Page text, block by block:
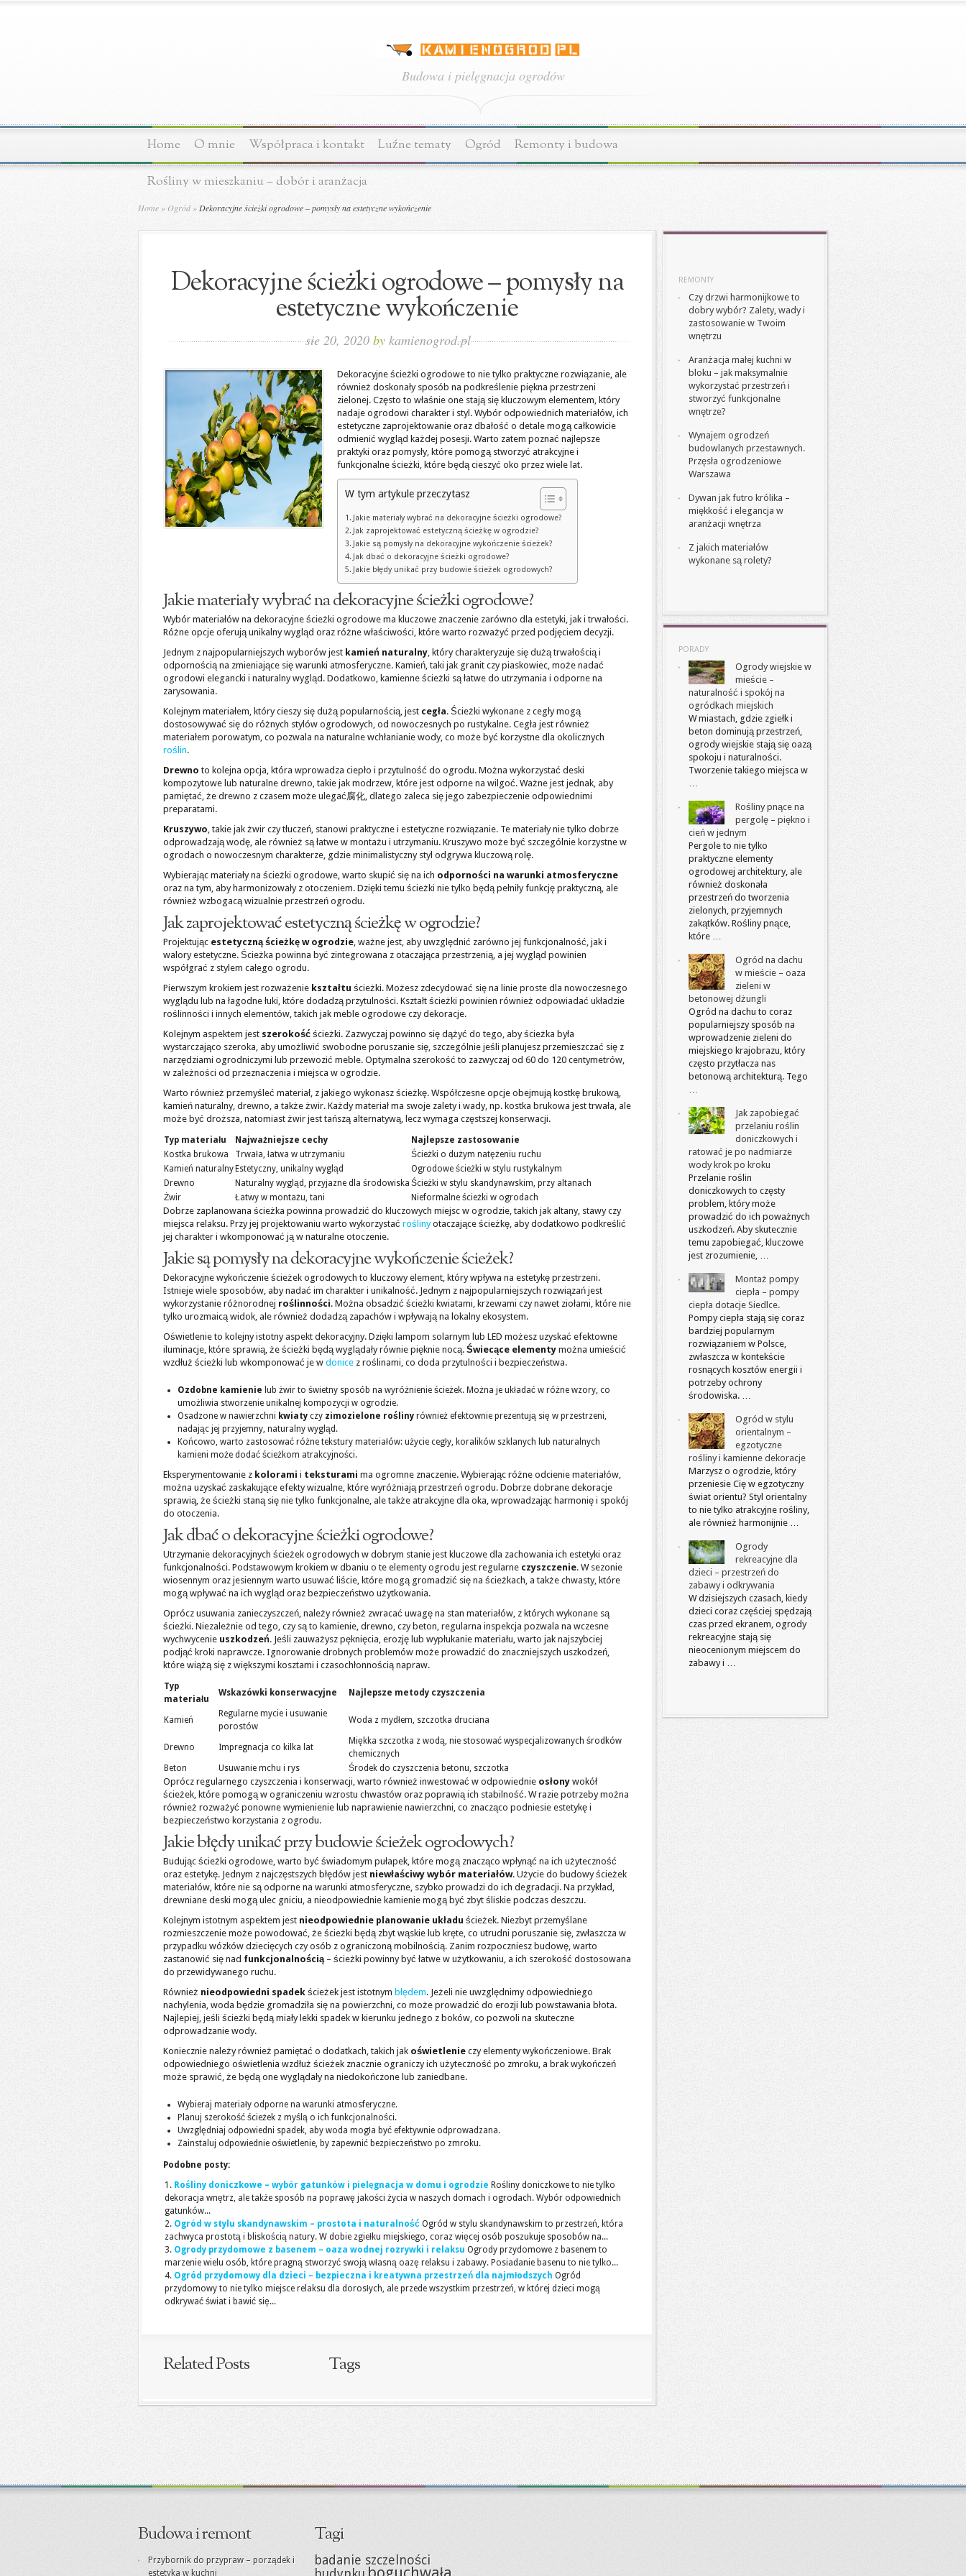
Budowa i pielęgnacja ogrodów
Home O mnie Współpraca i kontakt Luźne tematy Ogród Remonty i budowa
Rośliny w mieszkaniu – dobór i aranżacja
Home » Ogród » Dekoracyjne ścieżki ogrodowe – pomysły na estetyczne wykończenie
Dekoracyjne ścieżki ogrodowe – pomysły na
estetyczne wykończenie
sie 20, 2020 by kamienogrod.pl
Dekoracyjne ścieżki ogrodowe to nie tylko praktyczne rozwiązanie, ale
również doskonały sposób na podkreślenie piękna przestrzeni
zielonej. Często to właśnie one stają się kluczowym elementem, który
nadaje ogrodowi charakter i styl. Wybór odpowiednich materiałów, ich
estetyczne zaprojektowanie oraz dbałość o detale mogą całkowicie
odmienić wygląd każdej posesji. Warto zatem poznać najlepsze
praktyki oraz pomysły, które pomogą stworzyć atrakcyjne i
funkcjonalne ścieżki, które będą cieszyć oko przez wiele lat.
W tym artykule przeczytasz
Jakie materiały wybrać na dekoracyjne ścieżki ogrodowe?
Jak zaprojektować estetyczną ścieżkę w ogrodzie?
Jakie są pomysły na dekoracyjne wykończenie ścieżek?
Jak dbać o dekoracyjne ścieżki ogrodowe?
Jakie błędy unikać przy budowie ścieżek ogrodowych?
Jakie materiały wybrać na dekoracyjne ścieżki ogrodowe?
Wybór materiałów na dekoracyjne ścieżki ogrodowe ma kluczowe znaczenie zarówno dla estetyki, jak i trwałości.
Różne opcje oferują unikalny wygląd oraz różne właściwości, które warto rozważyć przed podjęciem decyzji.
Jednym z najpopularniejszych wyborów jest kamień naturalny, który charakteryzuje się dużą trwałością i
odpornością na zmieniające się warunki atmosferyczne. Kamień, taki jak granit czy piaskowiec, może nadać
ogrodowi elegancki i naturalny wygląd. Dodatkowo, kamienne ścieżki są łatwe do utrzymania i odporne na
zarysowania.
Kolejnym materiałem, który cieszy się dużą popularnością, jest cegła. Ścieżki wykonane z cegły mogą
dostosowywać się do różnych stylów ogrodowych, od nowoczesnych po rustykalne. Cegła jest również
materiałem porowatym, co pozwala na naturalne wchłanianie wody, co może być korzystne dla okolicznych
roślin.
Drewno to kolejna opcja, która wprowadza ciepło i przytulność do ogrodu. Można wykorzystać deski
kompozytowe lub naturalne drewno, takie jak modrzew, które jest odporne na wilgoć. Ważne jest jednak, aby
pamiętać, że drewno z czasem może ulegać腐化, dlatego zaleca się jego zabezpieczenie odpowiednimi
preparatami.
Kruszywo, takie jak żwir czy tłuczeń, stanowi praktyczne i estetyczne rozwiązanie. Te materiały nie tylko dobrze
odprowadzają wodę, ale również są łatwe w montażu i utrzymaniu. Kruszywo może być szczególnie korzystne w
ogrodach o nowoczesnym charakterze, gdzie minimalistyczny styl odgrywa kluczową rolę.
Wybierając materiały na ścieżki ogrodowe, warto skupić się na ich odporności na warunki atmosferyczne
oraz na tym, aby harmonizowały z otoczeniem. Dzięki temu ścieżki nie tylko będą pełniły funkcję praktyczną, ale
również wzbogacą wizualnie przestrzeń ogrodu.
Jak zaprojektować estetyczną ścieżkę w ogrodzie?
Projektując estetyczną ścieżkę w ogrodzie, ważne jest, aby uwzględnić zarówno jej funkcjonalność, jak i
walory estetyczne. Ścieżka powinna być zintegrowana z otaczająca przestrzenią, a jej wygląd powinien
współgrać z stylem całego ogrodu.
Pierwszym krokiem jest rozważenie kształtu ścieżki. Możesz zdecydować się na linie proste dla nowoczesnego
wyglądu lub na łagodne łuki, które dodadzą przytulności. Kształt ścieżki powinien również odpowiadać układzie
roślinności i innych elementów, takich jak meble ogrodowe czy dekoracje.
Kolejnym aspektem jest szerokość ścieżki. Zazwyczaj powinno się dążyć do tego, aby ścieżka była
wystarczająco szeroka, aby umożliwić swobodne poruszanie się, szczególnie jeśli planujesz przemieszczać się z
narzędziami ogrodniczymi lub przewozić meble. Optymalna szerokość to zazwyczaj od 60 do 120 centymetrów,
w zależności od przeznaczenia i miejsca w ogrodzie.
Warto również przemyśleć materiał, z jakiego wykonasz ścieżkę. Współczesne opcje obejmują kostkę brukową,
kamień naturalny, drewno, a także żwir. Każdy materiał ma swoje zalety i wady, np. kostka brukowa jest trwała, ale
może być droższa, natomiast żwir jest tańszą alternatywą, lecz wymaga częstszej konserwacji.
Typ materiału Najważniejsze cechy
Najlepsze zastosowanie
Kostka brukowa
Trwała, łatwa w utrzymaniu
Ścieżki o dużym natężeniu ruchu
Kamień naturalny Estetyczny, unikalny wygląd
Ogrodowe ścieżki w stylu rustykalnym
Drewno
Naturalny wygląd, przyjazne dla środowiska Ścieżki w stylu skandynawskim, przy altanach
Żwir
Łatwy w montażu, tani Nieformalne ścieżki w ogrodach
Dobrze zaplanowana ścieżka powinna prowadzić do kluczowych miejsc w ogrodzie, takich jak altany, stawy czy
miejsca relaksu. Przy jej projektowaniu warto wykorzystać roślinyotaczające ścieżkę, aby dodatkowo podkreślić
jej charakter i wkomponować ją w naturalne otoczenie.
Jakie są pomysły na dekoracyjne wykończenie ścieżek?
Dekoracyjne wykończenie ścieżek ogrodowych to kluczowy element, który wpływa na estetykę przestrzeni.
Istnieje wiele sposobów, aby nadać im charakter i unikalność. Jednym z najpopularniejszych rozwiązań jest
wykorzystanie różnorodnej roślinności. Można obsadzić ścieżki kwiatami, krzewami czy nawet ziołami, które nie
tylko urozmaicą widok, ale również dodadzą zapachów i wpływają na lokalny ekosystem.
Oświetlenie to kolejny istotny aspekt dekoracyjny. Dzięki lampom solarnym lub LED możesz uzyskać efektowne
iluminacje, które sprawią, że ścieżki będą wyglądały równie pięknie nocą. Świecące elementy można umieścić
wzdłuż ścieżki lub wkomponować je w donice z roślinami, co doda przytulności i bezpieczeństwa.
Ozdobne kamienie lub żwir to świetny sposób na wyróżnienie ścieżek. Można je układać w różne wzory, co
umożliwia stworzenie unikalnej kompozycji w ogrodzie.
Osadzone w nawierzchni kwiaty czy zimozielone rośliny również efektownie prezentują się w przestrzeni,
nadając jej przyjemny, naturalny wygląd.
Końcowo, warto zastosować różne tekstury materiałów: użycie cegły, koralików szklanych lub naturalnych
kamieni może dodać ścieżkom atrakcyjności.
Eksperymentowanie z kolorami i teksturami ma ogromne znaczenie. Wybierając różne odcienie materiałów,
można uzyskać zaskakujące efekty wizualne, które wyróżniają przestrzeń ogrodu. Dobrze dobrane dekoracje
sprawią, że ścieżki staną się nie tylko funkcjonalne, ale także atrakcyjne dla oka, wprowadzając harmonię i spokój
do otoczenia.
Jak dbać o dekoracyjne ścieżki ogrodowe?
Utrzymanie dekoracyjnych ścieżek ogrodowych w dobrym stanie jest kluczowe dla zachowania ich estetyki oraz
funkcjonalności. Podstawowym krokiem w dbaniu o te elementy ogrodu jest regularne czyszczenie. W sezonie
wiosennym oraz jesiennym warto usuwać liście, które mogą gromadzić się na ścieżkach, a także chwasty, które
mogą wpływać na ich wygląd oraz bezpieczeństwo użytkowania.
Oprócz usuwania zanieczyszczeń, należy również zwracać uwagę na stan materiałów, z których wykonane są
ścieżki. Niezależnie od tego, czy są to kamienie, drewno, czy beton, regularna inspekcja pozwala na wczesne
wychwycenie uszkodzeń. Jeśli zauważysz pęknięcia, erozję lub wypłukanie materiału, warto jak najszybciej
podjąć kroki naprawcze. Ignorowanie drobnych problemów może prowadzić do znaczniejszych uszkodzeń,
które wiążą się z większymi kosztami i czasochłonnością napraw.
Typ
materiału
Wskazówki konserwacyjne Najlepsze metody czyszczenia
Kamień
Regularne mycie i usuwanie
porostów
Woda z mydłem, szczotka druciana
Drewno Impregnacja co kilka lat
Miękka szczotka z wodą, nie stosować wyspecjalizowanych środków
chemicznych
Beton
Usuwanie mchu i rys Środek do czyszczenia betonu, szczotka
Oprócz regularnego czyszczenia i konserwacji, warto również inwestować w odpowiednie osłony wokół
ścieżek, które pomogą w ograniczeniu wzrostu chwastów oraz poprawią ich stabilność. W razie potrzeby można
również rozważyć ponowne wymienienie lub naprawienie nawierzchni, co znacząco podniesie estetykę i
bezpieczeństwo korzystania z ogrodu.
Jakie błędy unikać przy budowie ścieżek ogrodowych?
Budując ścieżki ogrodowe, warto być świadomym pułapek, które mogą znacząco wpłynąć na ich użyteczność
oraz estetykę. Jednym z najczęstszych błędów jest niewłaściwy wybór materiałów. Użycie do budowy ścieżek
materiałów, które nie są odporne na warunki atmosferyczne, szybko prowadzi do ich degradacji. Na przykład,
drewniane deski mogą ulec gniciu, a nieodpowiednie kamienie mogą być zbyt śliskie podczas deszczu.
Kolejnym istotnym aspektem jest nieodpowiednie planowanie układu ścieżek. Niezbyt przemyślane
rozmieszczenie może powodować, że ścieżki będą zbyt wąskie lub kręte, co utrudni poruszanie się, zwłaszcza w
przypadku wózków dziecięcych czy osób z ograniczoną mobilnością. Zanim rozpoczniesz budowę, warto
zastanowić się nad funkcjonalnością– ścieżki powinny być łatwe w użytkowaniu, a ich szerokość dostosowana
do przewidywanego ruchu.
Również nieodpowiedni spadek ścieżek jest istotnym błędem. Jeżeli nie uwzględnimy odpowiedniego
nachylenia, woda będzie gromadziła się na powierzchni, co może prowadzić do erozji lub powstawania błota.
Najlepiej, jeśli ścieżki będą miały lekki spadek w kierunku jednego z boków, co pozwoli na skuteczne
odprowadzanie wody.
Koniecznie należy również pamiętać o dodatkach, takich jak oświetlenie czy elementy wykończeniowe. Brak
odpowiedniego oświetlenia wzdłuż ścieżek znacznie ograniczy ich użyteczność po zmroku, a brak wykończeń
może sprawić, że będą one wyglądały na niedokończone lub zaniedbane.
Wybieraj materiały odporne na warunki atmosferyczne.
Planuj szerokość ścieżek z myślą o ich funkcjonalności.
Uwzględniaj odpowiedni spadek, aby woda mogła być efektywnie odprowadzana.
Zainstaluj odpowiednie oświetlenie, by zapewnić bezpieczeństwo po zmroku.
Podobne posty:
Rośliny doniczkowe – wybór gatunków i pielęgnacja w domu i ogrodzie Rośliny doniczkowe to nie tylko
dekoracja wnętrz, ale także sposób na poprawę jakości życia w naszych domach i ogrodach. Wybór odpowiednich
gatunków...
Ogród w stylu skandynawskim – prostota i naturalność Ogród w stylu skandynawskim to przestrzeń, która
zachwyca prostotą i bliskością natury. W dobie zgiełku miejskiego, coraz więcej osób poszukuje sposobów na...
Ogrody przydomowe z basenem – oaza wodnej rozrywki i relaksu Ogrody przydomowe z basenem to
marzenie wielu osób, które pragną stworzyć swoją własną oazę relaksu i zabawy. Posiadanie basenu to nie tylko...
Ogród przydomowy dla dzieci – bezpieczna i kreatywna przestrzeń dla najmłodszych Ogród
przydomowy to nie tylko miejsce relaksu dla dorosłych, ale przede wszystkim przestrzeń, w której dzieci mogą
odkrywać świat i bawić się...
Related Posts Tags
REMONTY
Czy drzwi harmonijkowe to
dobry wybór? Zalety, wady i
zastosowanie w Twoim
wnętrzu
Aranżacja małej kuchni w
bloku – jak maksymalnie
wykorzystać przestrzeń i
stworzyć funkcjonalne
wnętrze?
Wynajem ogrodzeń
budowlanych przestawnych.
Przęsła ogrodzeniowe
Warszawa
Dywan jak futro królika –
miękkość i elegancja w
aranżacji wnętrza
Z jakich materiałów
wykonane są rolety?
PORADY
Ogrody wiejskie w
mieście –
naturalność i spokój na
ogródkach miejskich
W miastach, gdzie zgiełk i
beton dominują przestrzeń,
ogrody wiejskie stają się oazą
spokoju i naturalności.
Tworzenie takiego miejsca w
…
Rośliny pnące na
pergolę – piękno i
cień w jednym
Pergole to nie tylko
praktyczne elementy
ogrodowej architektury, ale
również doskonała
przestrzeń do tworzenia
zielonych, przyjemnych
zakątków. Rośliny pnące,
które …
Ogród na dachu
w mieście – oaza
zieleni w
betonowej dżungli
Ogród na dachu to coraz
popularniejszy sposób na
wprowadzenie zieleni do
miejskiego krajobrazu, który
często przytłacza nas
betonową architekturą. Tego
…
Jak zapobiegać
przelaniu roślin
doniczkowych i
ratować je po nadmiarze
wody krok po kroku
Przelanie roślin
doniczkowych to częsty
problem, który może
prowadzić do ich poważnych
uszkodzeń. Aby skutecznie
temu zapobiegać, kluczowe
jest zrozumienie, …
Montaż pompy
ciepła – pompy
ciepła dotacje Siedlce.
Pompy ciepła stają się coraz
bardziej popularnym
rozwiązaniem w Polsce,
zwłaszcza w kontekście
rosnących kosztów energii i
potrzeby ochrony
środowiska. …
Ogród w stylu
orientalnym –
egzotyczne
rośliny i kamienne dekoracje
Marzysz o ogrodzie, który
przeniesie Cię w egzotyczny
świat orientu? Styl orientalny
to nie tylko atrakcyjne rośliny,
ale również harmonijnie …
Ogrody
rekreacyjne dla
dzieci – przestrzeń do
zabawy i odkrywania
W dzisiejszych czasach, kiedy
dzieci coraz częściej spędzają
czas przed ekranem, ogrody
rekreacyjne stają się
nieocenionym miejscem do
zabawy i …
Budowa i remont
Przybornik do przypraw – porządek i
estetyka w kuchni
Tagi
badanie szczelności